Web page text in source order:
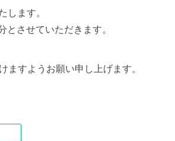
します。
させていただきます。
ますようお願い申し上げます。